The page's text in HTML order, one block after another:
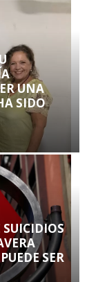
UNA
SIDO
SUICIDIOS
SER